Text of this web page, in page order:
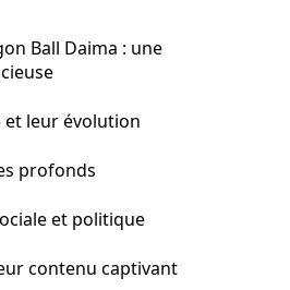
Ball Daima : une
et leur évolution
profonds
et politique
contenu captivant